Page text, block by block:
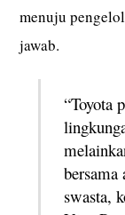
menuju
jawab.
“Toyota
bersama
swasta,